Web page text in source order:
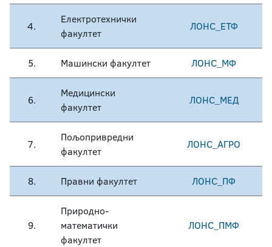
4.
Електротехнички
факултет
ЛОНС_ЕТФ
5. Машински факултет ЛОНС_МФ
6.
Медицински
факултет
ЛОНС_МЕД
7.
Пољопривредни
факултет
ЛОНС_АГРО
8. Правни факултет ЛОНС_ПФ
9.
Природно-
математички
факултет
ЛОНС_ПМФ